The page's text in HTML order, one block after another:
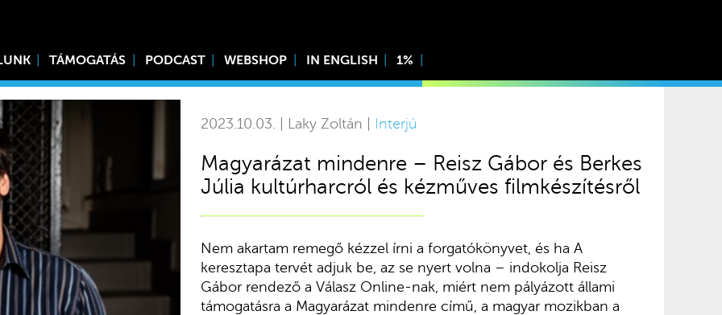
TÁMOGATÁS PODCAST WEBSHOP IN ENGLISH 1%
2023.10.03. | Laky Zoltán | Interjú
Magyarázat mindenre – Reisz Gábor és Berkes
Júlia kultúrharcról és kézműves filmkészítésről
Nem akartam remegő kézzel írni a forgatókönyvet, és ha A
keresztapa tervét adjuk be, az se nyert volna – indokolja Reisz
Gábor rendező a Válasz Online-nak, miért nem pályázott állami
támogatásra a Magyarázat mindenre című, a magyar mozikban a